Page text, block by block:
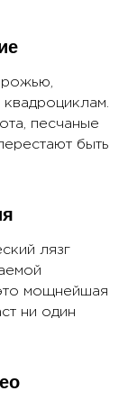
песчаные
быть
лязг
мощнейшая
ни один